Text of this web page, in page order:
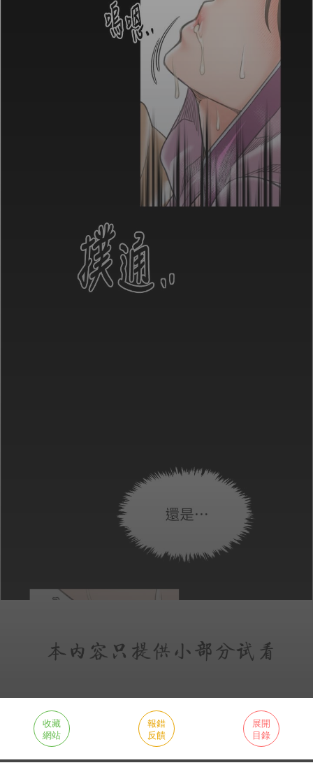
收藏
網站
報錯
反饋
展開
目錄